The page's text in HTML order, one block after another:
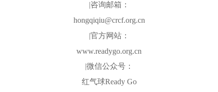
|咨询邮箱：
hongqiqiu@crcf.org.cn
|官方网站：
www.readygo.org.cn
|微信公众号：
红气球Ready Go